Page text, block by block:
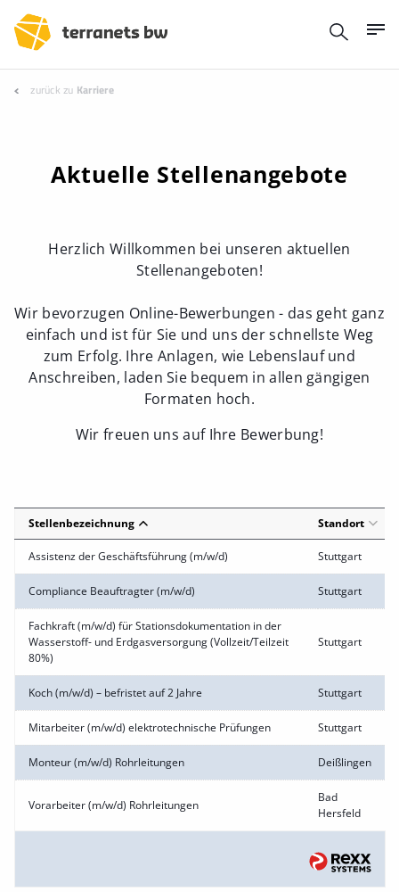
zurück zu Karriere
Aktuelle Stellenangebote
Herzlich Willkommen bei unseren aktuellen
Stellenangeboten!
Wir bevorzugen Online-Bewerbungen - das geht ganz
einfach und ist für Sie und uns der schnellste Weg
zum Erfolg. Ihre Anlagen, wie Lebenslauf und
Anschreiben, laden Sie bequem in allen gängigen
Formaten hoch.
Wir freuen uns auf Ihre Bewerbung!
Stellenbezeichnung Standort
Assistenz der Geschäftsführung (m/w/d) Stuttgart
Compliance Beauftragter (m/w/d) Stuttgart
Fachkraft (m/w/d) für Stationsdokumentation in der
Wasserstoff- und Erdgasversorgung (Vollzeit/Teilzeit
80%)
Stuttgart
Koch (m/w/d) – befristet auf 2 Jahre Stuttgart
Mitarbeiter (m/w/d) elektrotechnische Prüfungen Stuttgart
Monteur (m/w/d) Rohrleitungen Deißlingen
Vorarbeiter (m/w/d) Rohrleitungen
Bad
Hersfeld